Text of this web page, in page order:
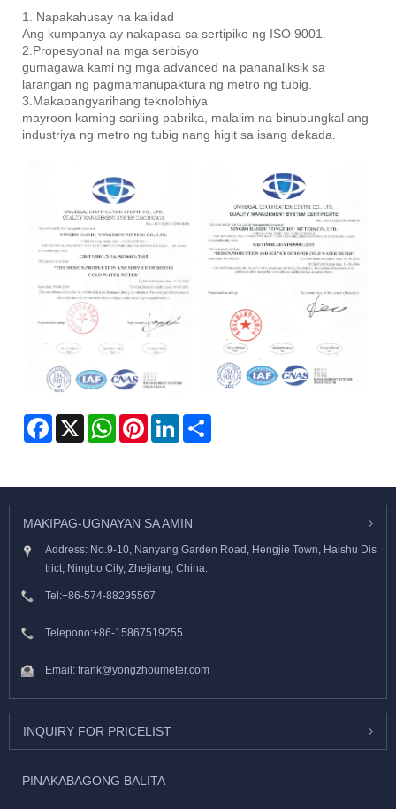
1. Napakahusay na kalidad
Ang kumpanya ay nakapasa sa sertipiko ng ISO 9001.
2.Propesyonal na mga serbisyo
gumagawa kami ng mga advanced na pananaliksik sa
larangan ng pagmamanupaktura ng metro ng tubig.
3.Makapangyarihang teknolohiya
mayroon kaming sariling pabrika, malalim na binubungkal ang
industriya ng metro ng tubig nang higit sa isang dekada.
Facebook
X WhatsAppPinterestLinkedIn
MAKIPAG-UGNAYAN SA AMIN
Address: No.9-10, Nanyang Garden Road, Hengjie Town, Haishu Dis
trict, Ningbo City, Zhejiang, China.
Tel:+86-574-88295567
Telepono:+86-15867519255
Email: frank@yongzhoumeter.com
INQUIRY FOR PRICELIST
PINAKABAGONG BALITA